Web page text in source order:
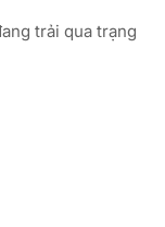
trải qua trạng